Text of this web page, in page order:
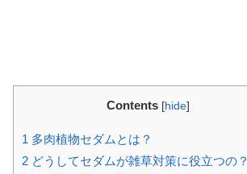
Contents [hide]
1 多肉植物セダムとは？
2 どうしてセダムが雑草対策に役立つの？